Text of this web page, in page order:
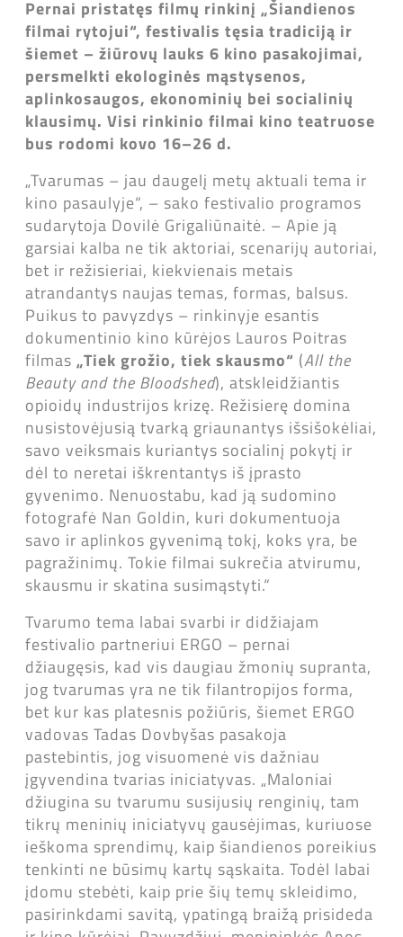
Pernai pristatęs filmų rinkinį „Šiandienos
filmai rytojui“, festivalis tęsia tradiciją ir
šiemet – žiūrovų lauks 6 kino pasakojimai,
persmelkti ekologinės mąstysenos,
aplinkosaugos, ekonominių bei socialinių
klausimų. Visi rinkinio filmai kino teatruose
bus rodomi kovo 16–26 d.
„Tvarumas – jau daugelį metų aktuali tema ir
kino pasaulyje“, – sako festivalio programos
sudarytoja Dovilė Grigaliūnaitė. – Apie ją
garsiai kalba ne tik aktoriai, scenarijų autoriai,
bet ir režisieriai, kiekvienais metais
atrandantys naujas temas, formas, balsus.
Puikus to pavyzdys – rinkinyje esantis
dokumentinio kino kūrėjos Lauros Poitras
filmas „Tiek grožio, tiek skausmo“ (All the
Beauty and the Bloodshed), atskleidžiantis
opioidų industrijos krizę. Režisierę domina
nusistovėjusią tvarką griaunantys išsišokėliai,
savo veiksmais kuriantys socialinį pokytį ir
dėl to neretai iškrentantys iš įprasto
gyvenimo. Nenuostabu, kad ją sudomino
fotografė Nan Goldin, kuri dokumentuoja
savo ir aplinkos gyvenimą tokį, koks yra, be
pagražinimų. Tokie filmai sukrečia atvirumu,
skausmu ir skatina susimąstyti.“
Tvarumo tema labai svarbi ir didžiajam
festivalio partneriui ERGO – pernai
džiaugęsis, kad vis daugiau žmonių supranta,
jog tvarumas yra ne tik filantropijos forma,
bet kur kas platesnis požiūris, šiemet ERGO
vadovas Tadas Dovbyšas pasakoja
pastebintis, jog visuomenė vis dažniau
įgyvendina tvarias iniciatyvas. „Maloniai
džiugina su tvarumu susijusių renginių, tam
tikrų meninių iniciatyvų gausėjimas, kuriuose
ieškoma sprendimų, kaip šiandienos poreikius
tenkinti ne būsimų kartų sąskaita. Todėl labai
įdomu stebėti, kaip prie šių temų skleidimo,
pasirinkdami savitą, ypatingą braižą prisideda